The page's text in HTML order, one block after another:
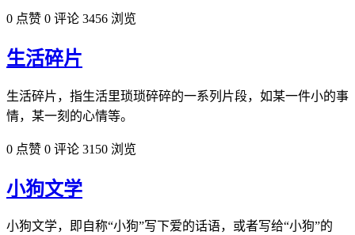
0 点赞 0 评论 3456 浏览
生活碎片
生活碎片，指生活里琐琐碎碎的一系列片段，如某一件小的事
情，某一刻的心情等。
0 点赞 0 评论 3150 浏览
小狗文学
小狗文学，即自称“小狗”写下爱的话语，或者写给“小狗”的